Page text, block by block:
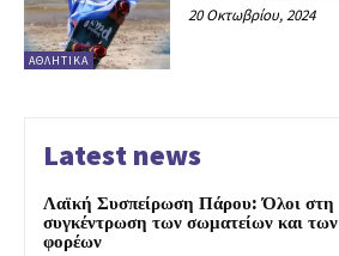
ΑΘΛΗΤΙΚΆ
20 Οκτωβρίου, 2024
Latest news
Λαϊκή Συσπείρωση Πάρου: Όλοι στη
συγκέντρωση των σωματείων και των
φορέων